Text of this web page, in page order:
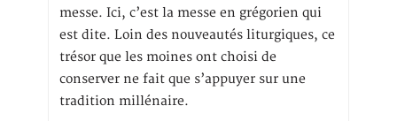
messe. Ici, c’est la messe en grégorien qui
est dite. Loin des nouveautés liturgiques, ce
trésor que les moines ont choisi de
conserver ne fait que s’appuyer sur une
tradition millénaire.